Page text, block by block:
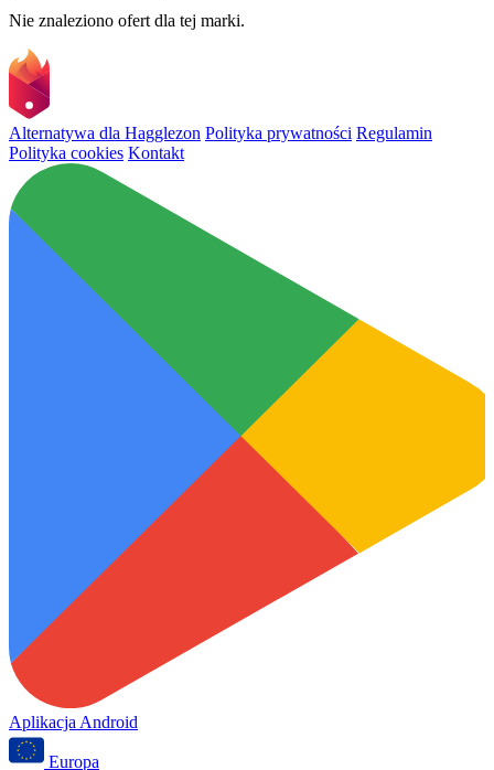
Nie znaleziono ofert dla tej marki.
Alternatywa dla Hagglezon Polityka prywatności Regulamin
Polityka cookies Kontakt
Aplikacja Android
Europa